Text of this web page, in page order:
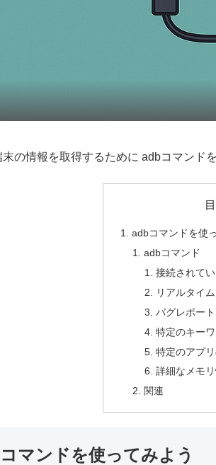
の情報を取得するために adbコマンド
adbコマンドを使
adbコマンド
接続されて
リアルタイ
バグレポー
特定のキー
特定のアプ
詳細なメモ
関連
マンドを使ってみよう